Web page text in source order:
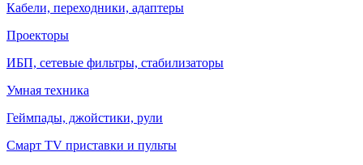
Кабели, переходники, адаптеры
Проекторы
ИБП, сетевые фильтры, стабилизаторы
Умная техника
Геймпады, джойстики, рули
Смарт TV приставки и пульты